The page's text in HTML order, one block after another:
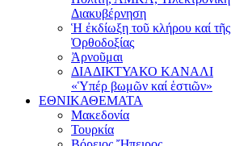
Διακυβέρνηση
Ἡ ἐκδίωξη τοῦ κλήρου καί τῆς
Ὀρθοδοξίας
Ἀρνοῦμαι
ΔΙΑΔΙΚΤΥΑΚΟ ΚΑΝΑΛΙ
«Ὑπέρ βωμῶν καί ἑστιῶν»
ΕΘΝΙΚΑΘΕΜΑΤΑ
Μακεδονία
Τουρκία